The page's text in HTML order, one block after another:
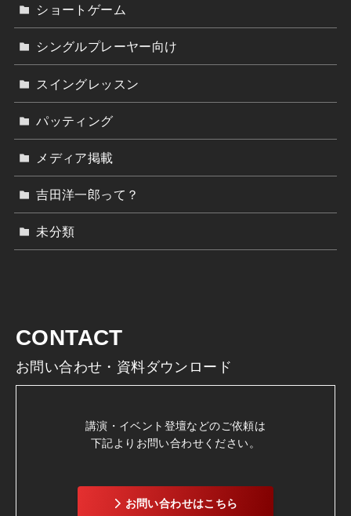
ショートゲーム
シングルプレーヤー向け
スイングレッスン
パッティング
メディア掲載
吉田洋一郎って？
未分類
CONTACT
お問い合わせ・資料ダウンロード
講演・イベント登壇などのご依頼は
下記よりお問い合わせください。
お問い合わせはこちら